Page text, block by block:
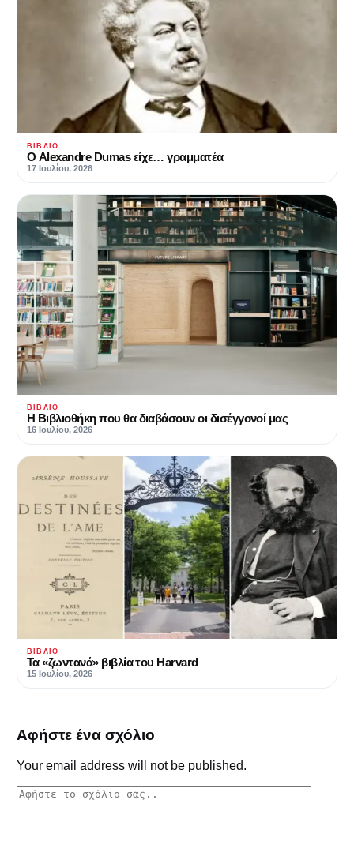
ΒΙΒΛΊΟ
Ο Alexandre Dumas είχε… γραμματέα
17 Ιουλίου, 2026
ΒΙΒΛΊΟ
Η Βιβλιοθήκη που θα διαβάσουν οι δισέγγονοί μας
16 Ιουλίου, 2026
ΒΙΒΛΊΟ
Τα «ζωντανά» βιβλία του Harvard
15 Ιουλίου, 2026
Αφήστε ένα σχόλιο
Your email address will not be published.